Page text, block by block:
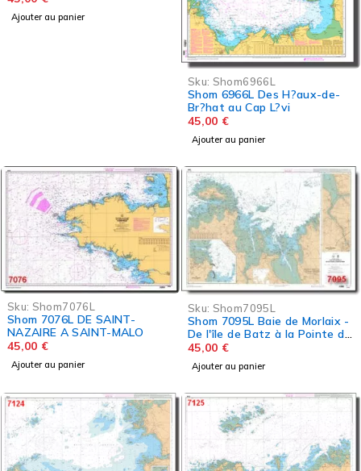
Ajouter au panier
Sku: Shom6966L
Shom 6966L Des H?aux-de-
Br?hat au Cap L?vi
45,00 €
Ajouter au panier
Sku: Shom7076L
Shom 7076L DE SAINT-
NAZAIRE A SAINT-MALO
45,00 €
Ajouter au panier
Sku: Shom7095L
Shom 7095L Baie de Morlaix -
De l'île de Batz à la Pointe de
Primel
45,00 €
Ajouter au panier